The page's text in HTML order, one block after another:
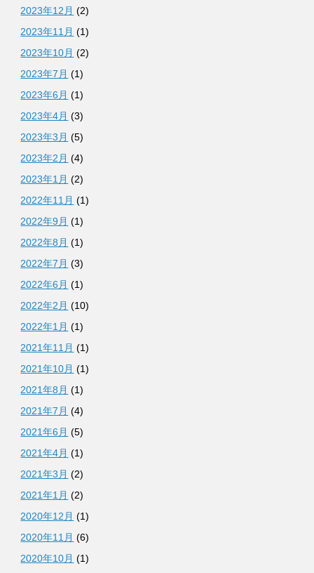
2023年12月 (2)
2023年11月 (1)
2023年10月 (2)
2023年7月 (1)
2023年6月 (1)
2023年4月 (3)
2023年3月 (5)
2023年2月 (4)
2023年1月 (2)
2022年11月 (1)
2022年9月 (1)
2022年8月 (1)
2022年7月 (3)
2022年6月 (1)
2022年2月 (10)
2022年1月 (1)
2021年11月 (1)
2021年10月 (1)
2021年8月 (1)
2021年7月 (4)
2021年6月 (5)
2021年4月 (1)
2021年3月 (2)
2021年1月 (2)
2020年12月 (1)
2020年11月 (6)
2020年10月 (1)